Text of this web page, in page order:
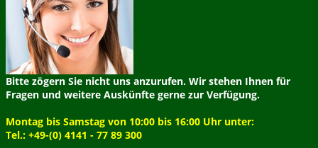
Bitte zögern Sie nicht uns anzurufen. Wir stehen Ihnen für
Fragen und weitere Auskünfte gerne zur Verfügung.
Montag bis Samstag von 10:00 bis 16:00 Uhr unter:
Tel.: +49-(0) 4141 - 77 89 300